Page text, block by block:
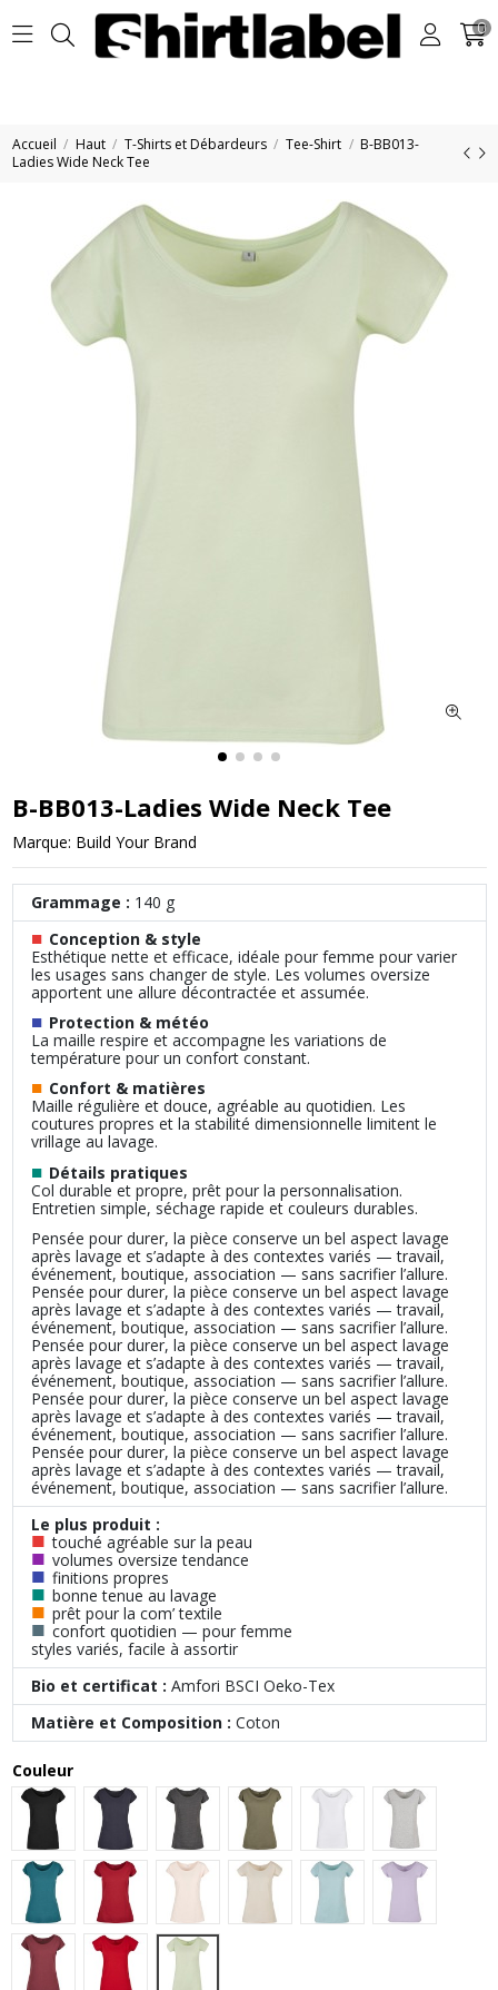
0
Accueil Haut T-Shirts et Débardeurs Tee-Shirt
B-BB013-
Ladies Wide Neck Tee
B-BB013-Ladies Wide Neck Tee
Marque: Build Your Brand
Grammage : 140 g
■ Conception & style
Esthétique nette et efficace, idéale pour femme pour varier
les usages sans changer de style. Les volumes oversize
apportent une allure décontractée et assumée.
■ Protection & météo
La maille respire et accompagne les variations de
température pour un confort constant.
■ Confort & matières
Maille régulière et douce, agréable au quotidien. Les
coutures propres et la stabilité dimensionnelle limitent le
vrillage au lavage.
■ Détails pratiques
Col durable et propre, prêt pour la personnalisation.
Entretien simple, séchage rapide et couleurs durables.
Pensée pour durer, la pièce conserve un bel aspect lavage
après lavage et s’adapte à des contextes variés — travail,
événement, boutique, association — sans sacrifier l’allure.
Pensée pour durer, la pièce conserve un bel aspect lavage
après lavage et s’adapte à des contextes variés — travail,
événement, boutique, association — sans sacrifier l’allure.
Pensée pour durer, la pièce conserve un bel aspect lavage
après lavage et s’adapte à des contextes variés — travail,
événement, boutique, association — sans sacrifier l’allure.
Pensée pour durer, la pièce conserve un bel aspect lavage
après lavage et s’adapte à des contextes variés — travail,
événement, boutique, association — sans sacrifier l’allure.
Pensée pour durer, la pièce conserve un bel aspect lavage
après lavage et s’adapte à des contextes variés — travail,
événement, boutique, association — sans sacrifier l’allure.
Le plus produit :
■ touché agréable sur la peau
■ volumes oversize tendance
■ finitions propres
■ bonne tenue au lavage
■ prêt pour la com’ textile
■ confort quotidien — pour femme
styles variés, facile à assortir
Bio et certificat : Amfori BSCI Oeko-Tex
Matière et Composition : Coton
Couleur
Black Navy Charcoal Olive White
Teal Burgundy Ocean Blue Lilac
Cherry City Red
Light Mint